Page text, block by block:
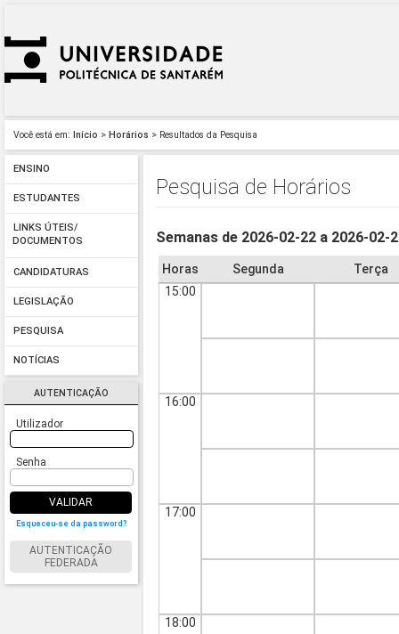
Você está em: Início > Horários > Resultados da Pesquisa
ENSINO
ESTUDANTES
LINKS ÚTEIS/
DOCUMENTOS
CANDIDATURAS
LEGISLAÇÃO
PESQUISA
NOTÍCIAS
AUTENTICAÇÃO
Utilizador
Senha
VALIDAR
Esqueceu-se da password?
AUTENTICAÇÃO
FEDERADA
Pesquisa de Horários
Semanas de 2026-02-22 a 2026-02-
Horas Segunda
Terça
15:00
16:00
17:00
18:00